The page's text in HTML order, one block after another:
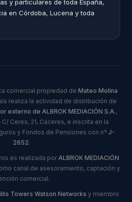
y particulares de toda España,
en Córdoba, Lucena y toda
comercial propiedad de Mateo Molina
realiza la actividad de distribución de
externo de ALBROK MEDIACIÓN S.A.,
Ceres, 21, Cáceres, e inscrita en la
y Fondos de Pensiones con nº J-
2652.
es realizada por ALBROK MEDIACIÓN
canal de asesoramiento, captación y
comercial.
Towers Watson Networks y miembro